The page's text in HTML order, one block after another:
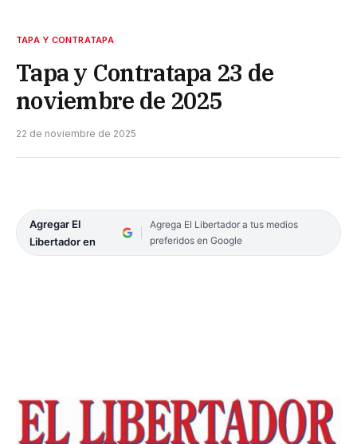
TAPA Y CONTRATAPA
Tapa y Contratapa 23 de
noviembre de 2025
22 de noviembre de 2025
Agregar El
Libertador en
Agrega El Libertador a tus medios
preferidos en Google